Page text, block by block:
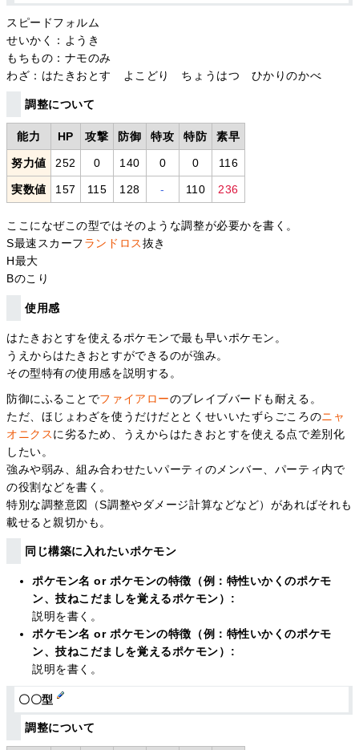
スピードフォルム
せいかく：ようき
もちもの：ナモのみ
わざ：はたきおとす よこどり ちょうはつ ひかりのかべ
調整について
能力 HP 攻撃 防御 特攻 特防 素早
努力値 252 0 140 0 0 116
実数値 157 115 128 - 110 236
ここになぜこの型ではそのような調整が必要かを書く。
S最速スカーフランドロス抜き
H最大
Bのこり
使用感
はたきおとすを使えるポケモンで最も早いポケモン。
うえからはたきおとすができるのが強み。
その型特有の使用感を説明する。
防御にふることでファイアローのブレイブバードも耐える。
ただ、ほじょわざを使うだけだととくせいいたずらごころのニャ
オニクスに劣るため、うえからはたきおとすを使える点で差別化
したい。
強みや弱み、組み合わせたいパーティのメンバー、パーティ内で
の役割などを書く。
特別な調整意図（S調整やダメージ計算などなど）があればそれも
載せると親切かも。
同じ構築に入れたいポケモン
ポケモン名 or ポケモンの特徴（例：特性いかくのポケモ
ン、技ねこだましを覚えるポケモン）:
説明を書く。
ポケモン名 or ポケモンの特徴（例：特性いかくのポケモ
ン、技ねこだましを覚えるポケモン）:
説明を書く。
〇〇型
調整について